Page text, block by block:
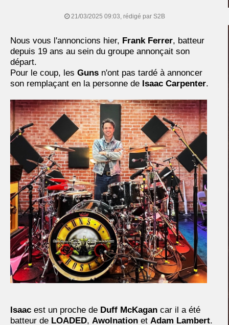
21/03/2025 09:03, rédigé par S2B
Nous vous l'annoncions hier, Frank Ferrer, batteur
depuis 19 ans au sein du groupe annonçait son
départ.
Pour le coup, les Guns n'ont pas tardé à annoncer
son remplaçant en la personne de Isaac Carpenter.
Isaac est un proche de Duff McKagan car il a été
batteur de LOADED, Awolnation et Adam Lambert.